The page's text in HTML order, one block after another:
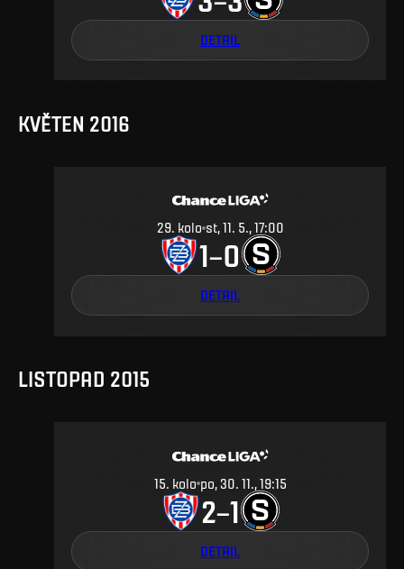
DETAIL
KVĚTEN 2016
29. kolo st, 11. 5., 17:00
1–0
DETAIL
LISTOPAD 2015
15. kolo po, 30. 11., 19:15
2–1
DETAIL